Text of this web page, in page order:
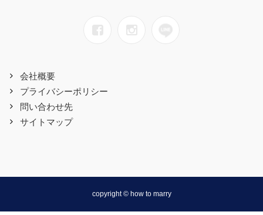
会社概要
プライバシーポリシー
問い合わせ先
サイトマップ
copyright © how to marry